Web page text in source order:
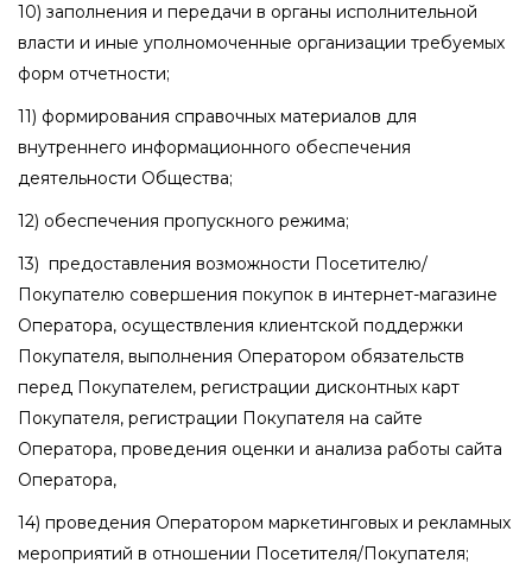
10) заполнения и передачи в органы исполнительной
власти и иные уполномоченные организации требуемых
форм отчетности;
11) формирования справочных материалов для
внутреннего информационного обеспечения
деятельности Общества;
12) обеспечения пропускного режима;
13) предоставления возможности Посетителю/
Покупателю совершения покупок в интернет-магазине
Оператора, осуществления клиентской поддержки
Покупателя, выполнения Оператором обязательств
перед Покупателем, регистрации дисконтных карт
Покупателя, регистрации Покупателя на сайте
Оператора, проведения оценки и анализа работы сайта
Оператора,
14) проведения Оператором маркетинговых и рекламных
мероприятий в отношении Посетителя/Покупателя;